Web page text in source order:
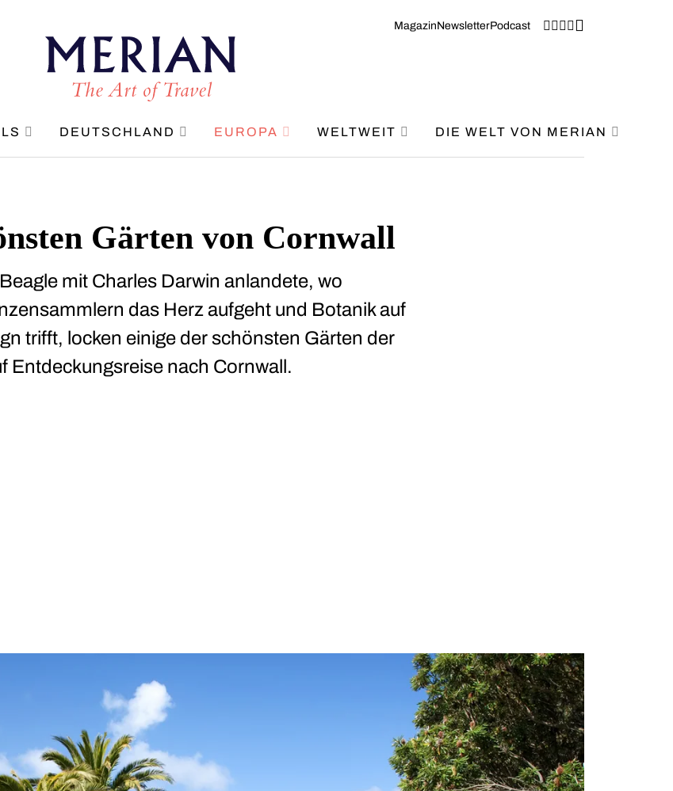
MagazinNewsletterPodcast
DEUTSCHLAND EUROPA WELTWEIT DIE WELT VON MERIAN
Gärten von Cornwall
mit Charles Darwin anlandete, wo
das Herz aufgeht und Botanik auf
trifft, locken einige der schönsten Gärten der
Entdeckungsreise nach Cornwall.